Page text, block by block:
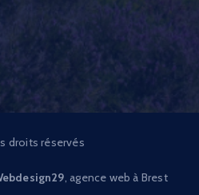
droits réservés
, agence web à Brest